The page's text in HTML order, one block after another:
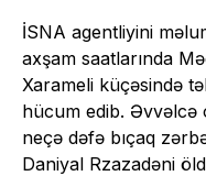
İSNA agentliyini
axşam saatlarında
Xarameli küçəsində
hücum edib. Əvvəlcə
neçə dəfə bıçaq
Daniyal Rzazadəni